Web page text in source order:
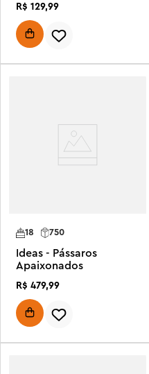
R$ 129,99
18 750
Ideas - Pássaros
Apaixonados
R$ 479,99